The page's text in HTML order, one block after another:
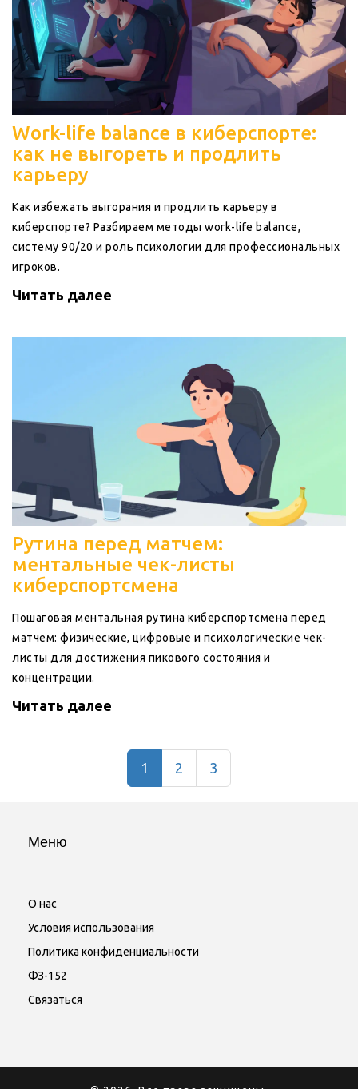
Work-life balance в киберспорте:
как не выгореть и продлить
карьеру
Как избежать выгорания и продлить карьеру в
киберспорте? Разбираем методы work-life balance,
систему 90/20 и роль психологии для профессиональных
игроков.
Читать далее
Рутина перед матчем:
ментальные чек-листы
киберспортсмена
Пошаговая ментальная рутина киберспортсмена перед
матчем: физические, цифровые и психологические чек-
листы для достижения пикового состояния и
концентрации.
Читать далее
1 2 3
Меню
О нас
Условия использования
Политика конфиденциальности
ФЗ-152
Связаться